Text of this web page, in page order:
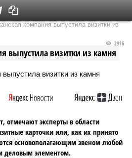
выпуск
компания выпустила визитки из
выпустила визитки из камня
2916
отмечают эксперты в области
карточки или, как их принято
основополагающим звеном любой
деловым элементом.